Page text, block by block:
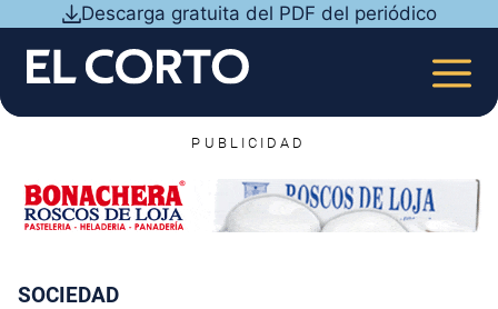
contenido
Descarga gratuita del PDF del periódico
PUBLICIDAD
SOCIEDAD